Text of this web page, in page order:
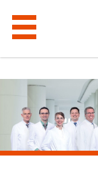
PD DR.
color: #e9e9e9 !important; }
content